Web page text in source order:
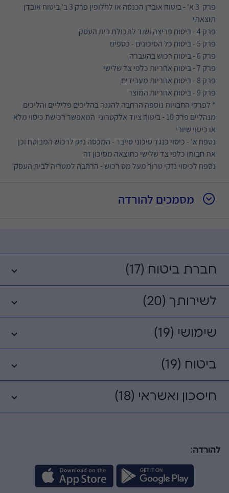
פרק 3 א' - ביטוח אובדן הכנסה או לחלופין פרק 3 ב' ביטוח אובדן
תוצאתי
פרק 4 - ביטוח פריצה ושוד לתכולת בית העסק
פרק 5 - ביטוח כל הסיכונים - כספים
פרק 6 - ביטוח רכוש בהעברה
פרק 7 - ביטוח אחריות כלפי צד שלישי
פרק 8 - ביטוח אחריות מעבידים
פרק 9 - ביטוח אחריות המוצר
* לפרקי החבויות נוספה הרחבה להגנה בהליכים פליליים והליכים
מנהליים פרק 10 - ביטוח ציוד אלקטרוני המאפשר רכישת כיסוי מלא
או כיסוי שיורי
נספח א' - כיסוי כנגד סיכוני סייבר - המכסה נזק לרכוש המבוטח וכן
את חבותו כלפי צד שלישי כתוצאה מסיכון זה
נספח לכיסוי נזקי טרור מעל מס רכוש - הרחבה למטריה לבית העסק
מסמכים להורדה
חברת ביטוח (17)
לשירותך (20)
שימושי (19)
ביטוח (19)
חיסכון ואשראי (18)
להורדה: